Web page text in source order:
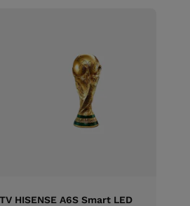
TV HISENSE A6S Smart LED